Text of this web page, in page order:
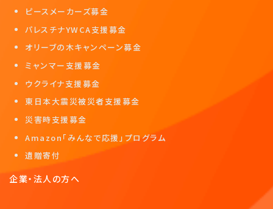
ピースメーカーズ募金
パレスチナYWCA支援募金
オリーブの木キャンペーン募金
ミャンマー支援募金
ウクライナ支援募金
東日本大震災被災者支援募金
災害時支援募金
Amazon「みんなで応援」プログラム
遺贈寄付
企業・法人の方へ